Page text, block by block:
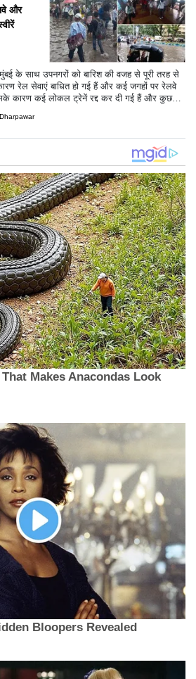
और
के साथ उपनगरों को बारिश की वजह से पूरी तरह से
रेल सेवाएं बाधित हो गई हैं और कई जगहों पर रेलवे
कारण कई लोकल ट्रेनें रद्द कर दी गई हैं और कुछ